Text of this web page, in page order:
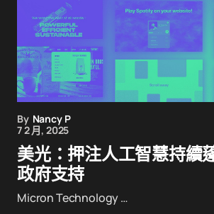
By Nancy P
7 2 月, 2025
美光：押注人工智慧持續
政府支持
Micron Technology …